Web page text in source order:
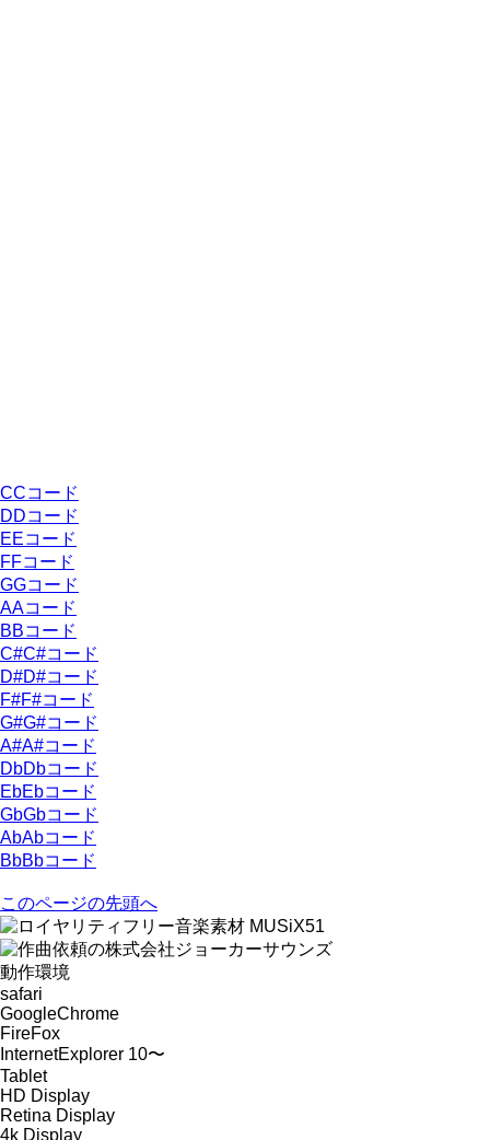
CCコード
DDコード
EEコード
FFコード
GGコード
AAコード
BBコード
C#C#コード
D#D#コード
F#F#コード
G#G#コード
A#A#コード
DbDbコード
EbEbコード
GbGbコード
AbAbコード
BbBbコード
このページの先頭へ
動作環境
safari
GoogleChrome
FireFox
InternetExplorer 10〜
Tablet
HD Display
Retina Display
4k Display